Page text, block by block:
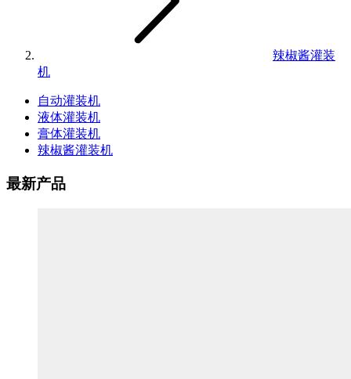
辣椒酱灌装
机
自动灌装机
液体灌装机
膏体灌装机
辣椒酱灌装机
最新产品